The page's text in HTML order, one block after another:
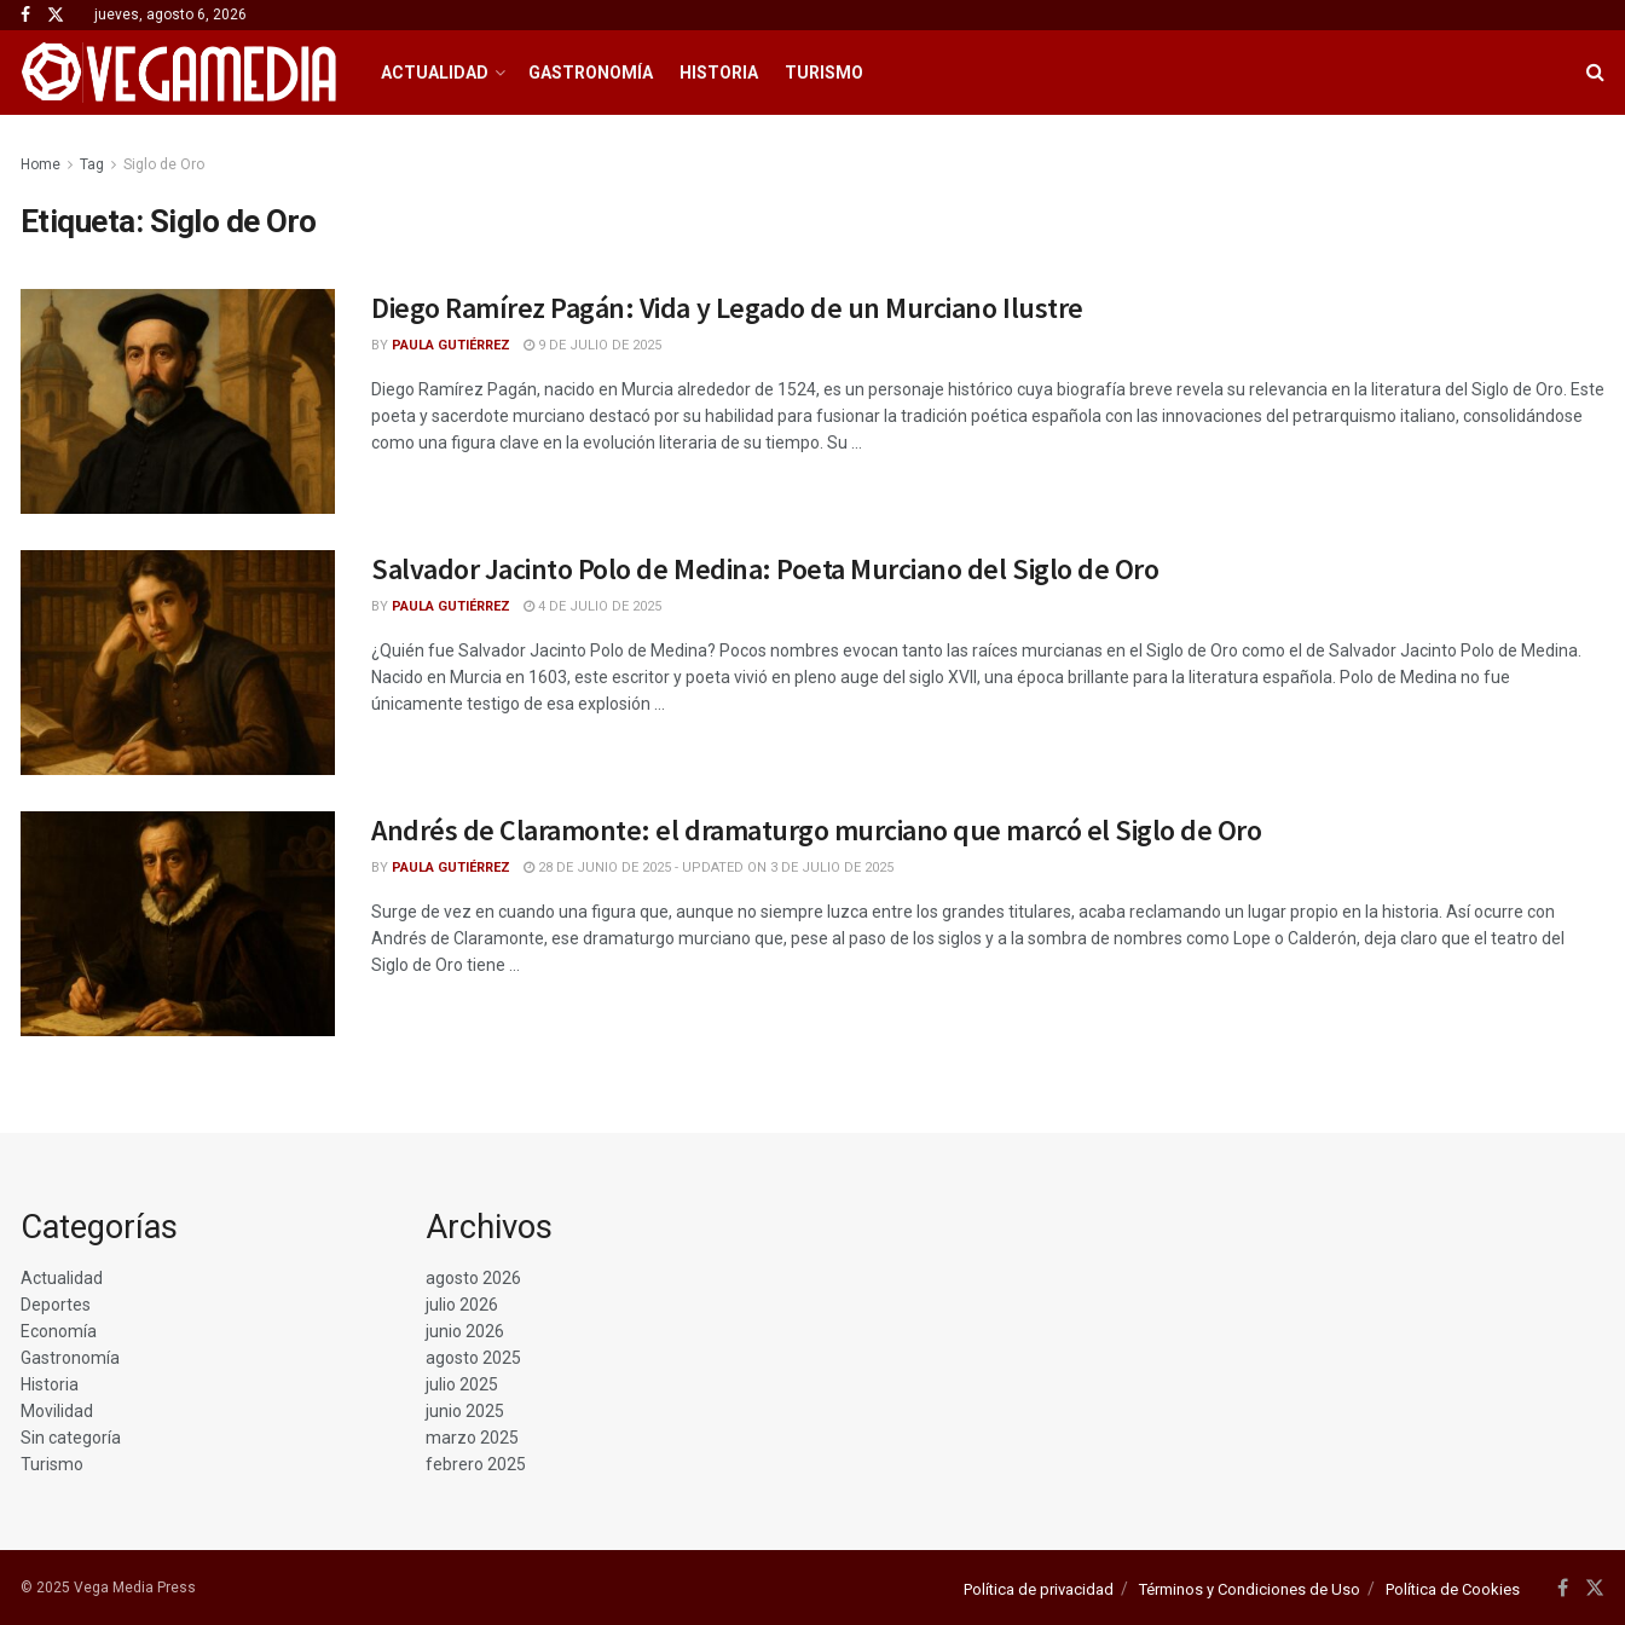
jueves, agosto 6, 2026
ACTUALIDAD GASTRONOMÍA HISTORIA TURISMO
Home Tag Siglo de Oro
Etiqueta: Siglo de Oro
Diego Ramírez Pagán: Vida y Legado de un Murciano Ilustre
BY PAULA GUTIÉRREZ 9 DE JULIO DE 2025
Diego Ramírez Pagán, nacido en Murcia alrededor de 1524, es un personaje histórico cuya biografía breve revela su relevancia en la literatura del Siglo de Oro. Este
poeta y sacerdote murciano destacó por su habilidad para fusionar la tradición poética española con las innovaciones del petrarquismo italiano, consolidándose
como una figura clave en la evolución literaria de su tiempo. Su ...
Salvador Jacinto Polo de Medina: Poeta Murciano del Siglo de Oro
BY PAULA GUTIÉRREZ 4 DE JULIO DE 2025
¿Quién fue Salvador Jacinto Polo de Medina? Pocos nombres evocan tanto las raíces murcianas en el Siglo de Oro como el de Salvador Jacinto Polo de Medina.
Nacido en Murcia en 1603, este escritor y poeta vivió en pleno auge del siglo XVII, una época brillante para la literatura española. Polo de Medina no fue
únicamente testigo de esa explosión ...
Andrés de Claramonte: el dramaturgo murciano que marcó el Siglo de Oro
BY PAULA GUTIÉRREZ 28 DE JUNIO DE 2025 - UPDATED ON 3 DE JULIO DE 2025
Surge de vez en cuando una figura que, aunque no siempre luzca entre los grandes titulares, acaba reclamando un lugar propio en la historia. Así ocurre con
Andrés de Claramonte, ese dramaturgo murciano que, pese al paso de los siglos y a la sombra de nombres como Lope o Calderón, deja claro que el teatro del
Siglo de Oro tiene ...
Categorías
Actualidad
Deportes
Economía
Gastronomía
Historia
Movilidad
Sin categoría
Turismo
Archivos
agosto 2026
julio 2026
junio 2026
agosto 2025
julio 2025
junio 2025
marzo 2025
febrero 2025
Política de privacidad Términos y Condiciones de Uso Política de Cookies
© 2025 Vega Media Press